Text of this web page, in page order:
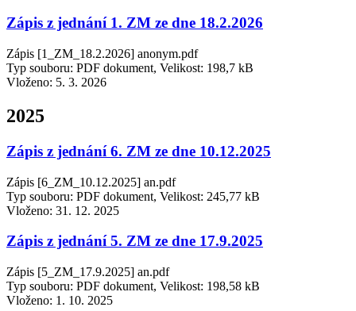
Zápis z jednání 1. ZM ze dne 18.2.2026
Zápis [1_ZM_18.2.2026] anonym.pdf
Typ souboru: PDF dokument, Velikost: 198,7 kB
Vloženo: 5. 3. 2026
2025
Zápis z jednání 6. ZM ze dne 10.12.2025
Zápis [6_ZM_10.12.2025] an.pdf
Typ souboru: PDF dokument, Velikost: 245,77 kB
Vloženo: 31. 12. 2025
Zápis z jednání 5. ZM ze dne 17.9.2025
Zápis [5_ZM_17.9.2025] an.pdf
Typ souboru: PDF dokument, Velikost: 198,58 kB
Vloženo: 1. 10. 2025